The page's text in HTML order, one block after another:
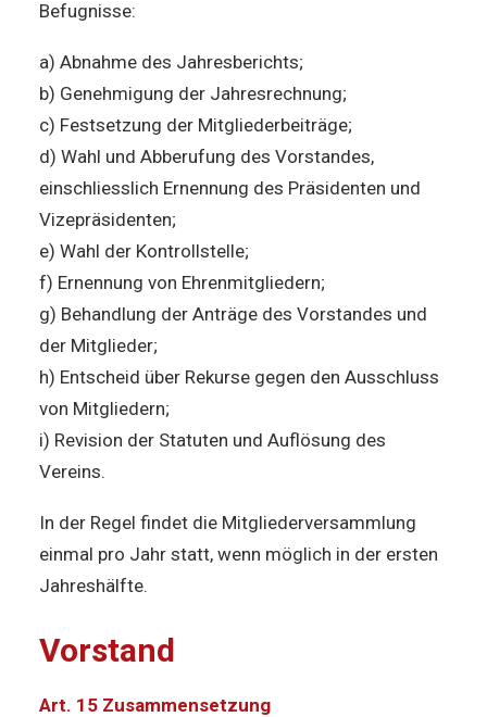
Befugnisse:
a) Abnahme des Jahresberichts;
b) Genehmigung der Jahresrechnung;
c) Festsetzung der Mitgliederbeiträge;
d) Wahl und Abberufung des Vorstandes,
einschliesslich Ernennung des Präsidenten und
Vizepräsidenten;
e) Wahl der Kontrollstelle;
f) Ernennung von Ehrenmitgliedern;
g) Behandlung der Anträge des Vorstandes und
der Mitglieder;
h) Entscheid über Rekurse gegen den Ausschluss
von Mitgliedern;
i) Revision der Statuten und Auflösung des
Vereins.
In der Regel findet die Mitgliederversammlung
einmal pro Jahr statt, wenn möglich in der ersten
Jahreshälfte.
Vorstand
Art. 15 Zusammensetzung